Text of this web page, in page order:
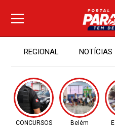
REGIONAL NOTÍCIAS
CONCURSOS Belém